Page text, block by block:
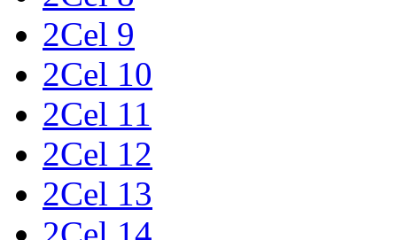
2Cel 9
2Cel 10
2Cel 11
2Cel 12
2Cel 13